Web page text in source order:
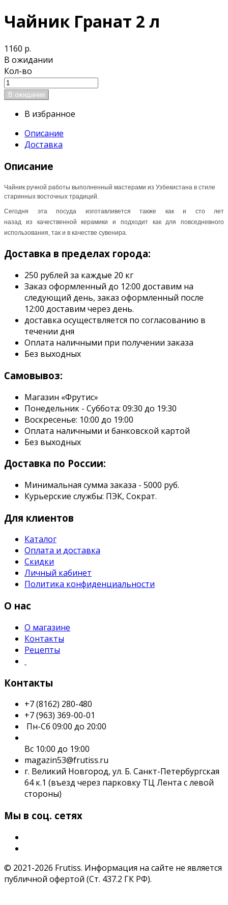
Чайник Гранат 2 л
1160 р.
В ожидании
Кол-во
В избранное
Описание
Доставка
Описание
Чайник ручной работы выполненный мастерами из Узбекистана в стиле
старинных восточных традиций.
Сегодня эта посуда изготавливется также как и сто лет
назад из качественной керамики и подходит как для повседневного
использования, так и в качестве сувенира.
Доставка в пределах города:
250 рублей за каждые 20 кг
Заказ оформленный до 12:00 доставим на
следующий день, заказ оформленный после
12:00 доставим через день.
доставка осуществляется по согласованию в
течении дня
Оплата наличными при получении заказа
Без выходных
Самовывоз:
Магазин «Фрутис»
Понедельник - Суббота: 09:30 до 19:30
Воскресенье: 10:00 до 19:00
Оплата наличными и банковской картой
Без выходных
Доставка по России:
Минимальная сумма заказа - 5000 руб.
Курьерские службы: ПЭК, Сократ.
Для клиентов
Каталог
Оплата и доставка
Скидки
Личный кабинет
Политика конфиденциальности
О нас
О магазине
Контакты
Рецепты
Контакты
+7 (8162) 280-480
+7 (963) 369-00-01
Пн-Сб 09:00 до 20:00
Вс 10:00 до 19:00
magazin53@frutiss.ru
г. Великий Новгород, ул. Б. Санкт-Петербургская
64 к.1 (въезд через парковку ТЦ Лента с левой
стороны)
Мы в соц. сетях
© 2021-2026 Frutiss. Информация на сайте не является
публичной офертой (Ст. 437.2 ГК РФ).